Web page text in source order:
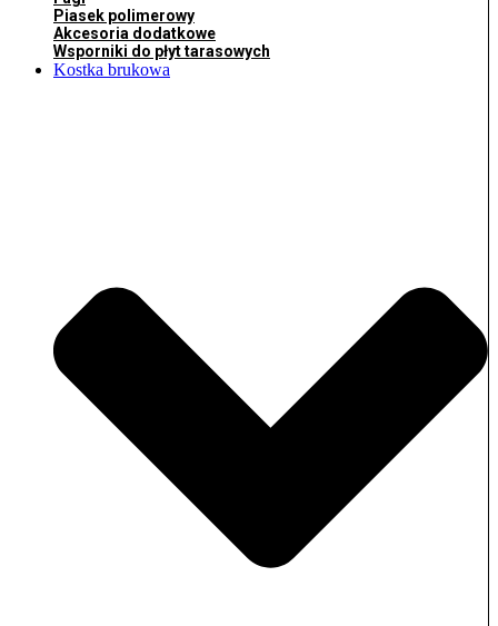
Piasek polimerowy
Akcesoria dodatkowe
Wsporniki do płyt tarasowych
Kostka brukowa